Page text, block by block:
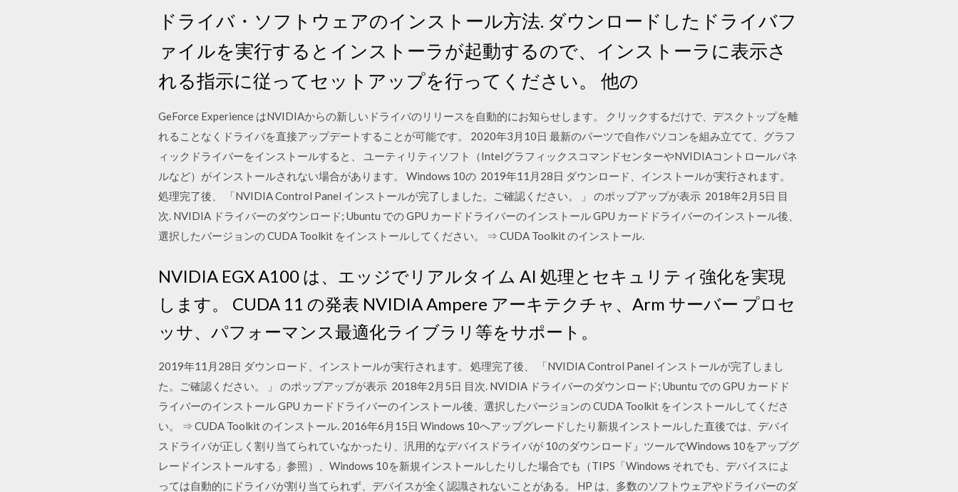
ドライバ・ソフトウェアのインストール方法. ダウンロードしたドライバフ
ァイルを実行するとインストーラが起動するので、インストーラに表示さ
れる指示に従ってセットアップを行ってください。 他の
GeForce Experience はNVIDIAからの新しいドライバのリリースを自動的にお知らせします。 クリックするだけで、デスクトップを離
れることなくドライバを直接アップデートすることが可能です。 2020年3月10日 最新のパーツで自作パソコンを組み立てて、グラフ
ィックドライバーをインストールすると、 ユーティリティソフト（IntelグラフィックスコマンドセンターやNVIDIAコントロールパネ
ルなど）がインストールされない場合があります。 Windows 10の 2019年11月28日 ダウンロード、インストールが実行されます。
処理完了後、 「NVIDIA Control Panel インストールが完了しました。ご確認ください。 」 のポップアップが表示 2018年2月5日 目
次. NVIDIA ドライバーのダウンロード; Ubuntu での GPU カードドライバーのインストール GPU カードドライバーのインストール後、
選択したバージョンの CUDA Toolkit をインストールしてください。 ⇒ CUDA Toolkit のインストール.
NVIDIA EGX A100 は、エッジでリアルタイム AI 処理とセキュリティ強化を実現
します。 CUDA 11 の発表 NVIDIA Ampere アーキテクチャ、Arm サーバー プロセ
ッサ、パフォーマンス最適化ライブラリ等をサポート。
2019年11月28日 ダウンロード、インストールが実行されます。 処理完了後、 「NVIDIA Control Panel インストールが完了しまし
た。ご確認ください。 」 のポップアップが表示 2018年2月5日 目次. NVIDIA ドライバーのダウンロード; Ubuntu での GPU カードド
ライバーのインストール GPU カードドライバーのインストール後、選択したバージョンの CUDA Toolkit をインストールしてくださ
い。 ⇒ CUDA Toolkit のインストール. 2016年6月15日 Windows 10へアップグレードしたり新規インストールした直後では、デバイ
スドライバが正しく割り当てられていなかったり、汎用的なデバイスドライバが 10のダウンロード』ツールでWindows 10をアップグ
レードインストールする」参照）、Windows 10を新規インストールしたりした場合でも（TIPS「Windows それでも、デバイスによ
っては自動的にドライバが割り当てられず、デバイスが全く認識されないことがある。 HP は、多数のソフトウェアやドライバーのダ